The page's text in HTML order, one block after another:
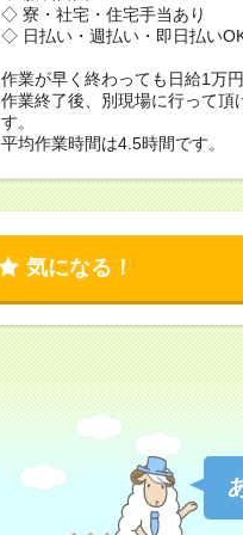
◇ 寮・社宅・住宅手当あり
◇ 日払い・週払い・即日払い
作業が早く終わっても日給1万
作業終了後、別現場に行って頂
す。
平均作業時間は4.5時間です。
気になる！